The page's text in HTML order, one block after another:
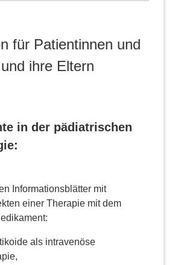
für Patientinnen und
ihre Eltern
in der pädiatrischen
Informationsblätter mit
einer Therapie mit dem
als intravenöse